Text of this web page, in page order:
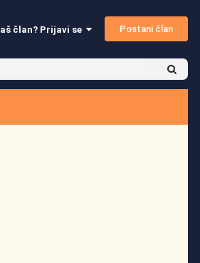
član? Prijavi se Postani član